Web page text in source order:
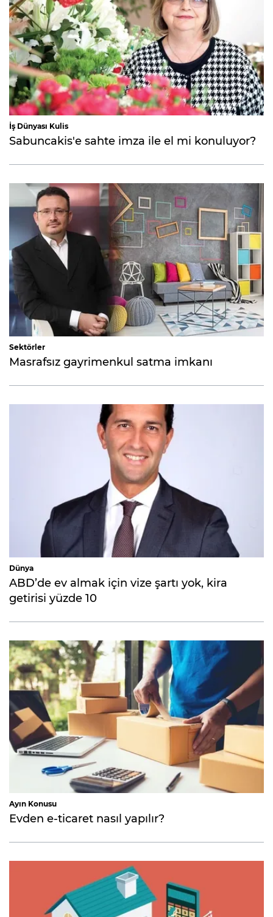
İş Dünyası Kulis
Sabuncakis'e sahte imza ile el mi konuluyor?
Sektörler
Masrafsız gayrimenkul satma imkanı
Dünya
ABD’de ev almak için vize şartı yok, kira
getirisi yüzde 10
Ayın Konusu
Evden e-ticaret nasıl yapılır?